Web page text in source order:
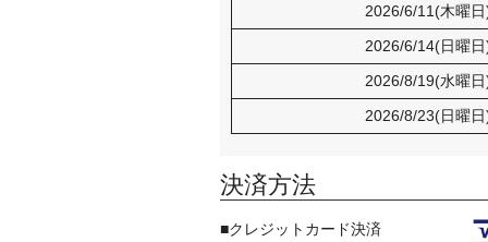
2026/6/11(木曜
2026/6/14(日曜
2026/8/19(水曜
2026/8/23(日曜
決済方法
■クレジットカード決済